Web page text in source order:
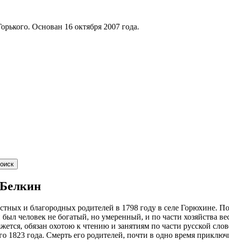
Основан 16 октября 2007 года.
и благородных родителей в 1798 году в селе
человек не богатый, но умеренный, и по части хозяйства
обязан охотою к чтению и занятиям по части русской
1823 года. Смерть его родителей, почти в одно время